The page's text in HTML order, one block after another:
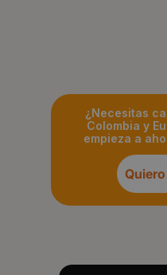
¿Necesitas
Colombia y
empieza a